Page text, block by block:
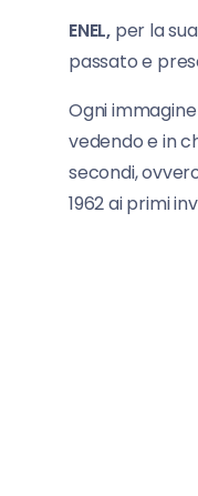
ENEL, per la
passato e
Ogni
vedendo e in
secondi,
1962 ai primi